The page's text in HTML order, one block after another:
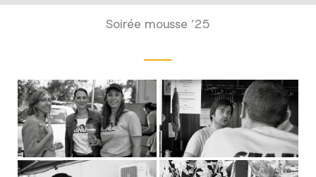
Soirée mousse ’25